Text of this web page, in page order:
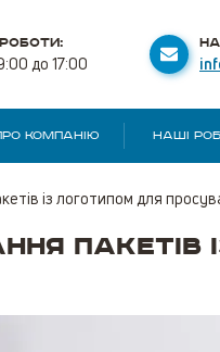
до 17:00
КОМПАНІЮ НАШІ
із логотипом для